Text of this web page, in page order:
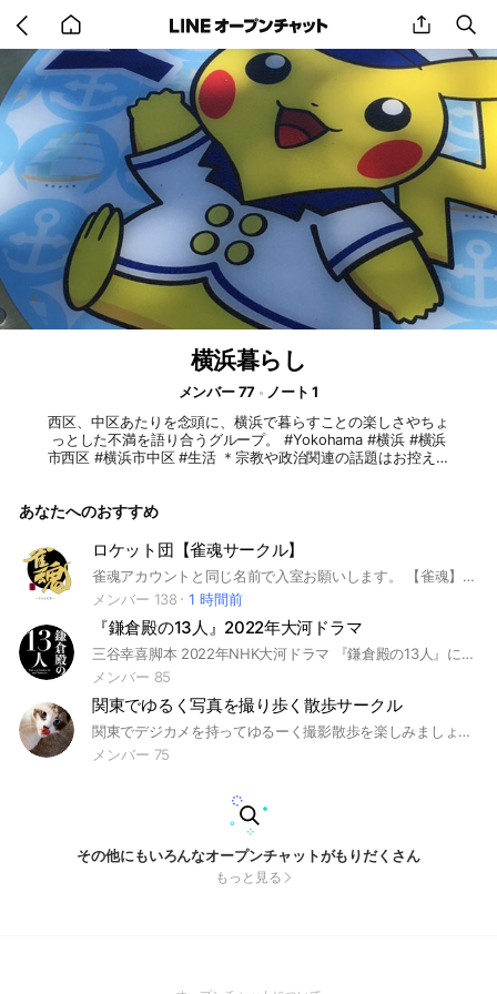
back
to
home
share
横浜暮らし
メンバー 77
ノート 1
西区、中区あたりを念頭に、横浜で暮らすことの楽しさやちょ
っとした不満を語り合うグループ。 #Yokohama #横浜 #横浜
市西区 #横浜市中区 #生活 ＊宗教や政治関連の話題はお控えく
あなたへのおすすめ
ロケット団【雀魂サークル】
雀魂アカウントと同じ名前で入室お願いします。 【雀魂】四麻専門のオープンチャットです。 Discordもあるので通話しながら打てます。アットホームな雰囲気なので新規さんもすぐに馴染めます。 参加条件は、四麻段位が雀傑★以上。 在籍メンバーの大半が雀傑～雀聖です。 三麻や漢気麻雀は禁止です。 参加希望の方は雀魂ネームで参加お願いします。 #麻雀 #雀魂 #Mリーグ
メンバー 138
1 時間前
『鎌倉殿の13人』2022年大河ドラマ
三谷幸喜脚本 2022年NHK大河ドラマ 『鎌倉殿の13人』について、語らいましょう！
メンバー 85
関東でゆるく写真を撮り歩く散歩サークル
関東でデジカメを持ってゆるーく撮影散歩を楽しみましょう。緩く緩く撮り歩きませんか 定期的にイベントを開催します。参加できなくても各自の撮った写真を見せ合ったりなど、イロイロ楽しみましょう。
メンバー 75
その他にもいろんなオープンチャットがもりだくさん
もっと見る